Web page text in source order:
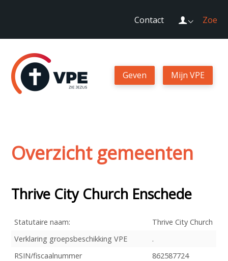
Spring
naar
de
de
inhoud
Contact LoginZoek
Geven Mijn VPE
Overzicht gemeenten
Thrive City Church Enschede
Statutaire naam:
Thrive City Church
Verklaring groepsbeschikking VPE
.
RSIN/fiscaalnummer
862587724